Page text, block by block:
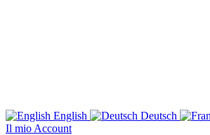
English Deutsch
Il mio Account